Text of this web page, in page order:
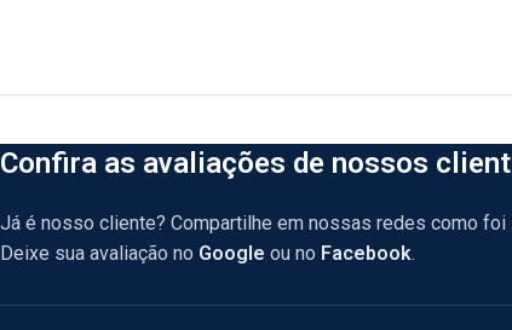
Confira as avaliações de nossos
Já é nosso cliente? Compartilhe em nossas redes como foi
Deixe sua avaliação no Google ou no Facebook.